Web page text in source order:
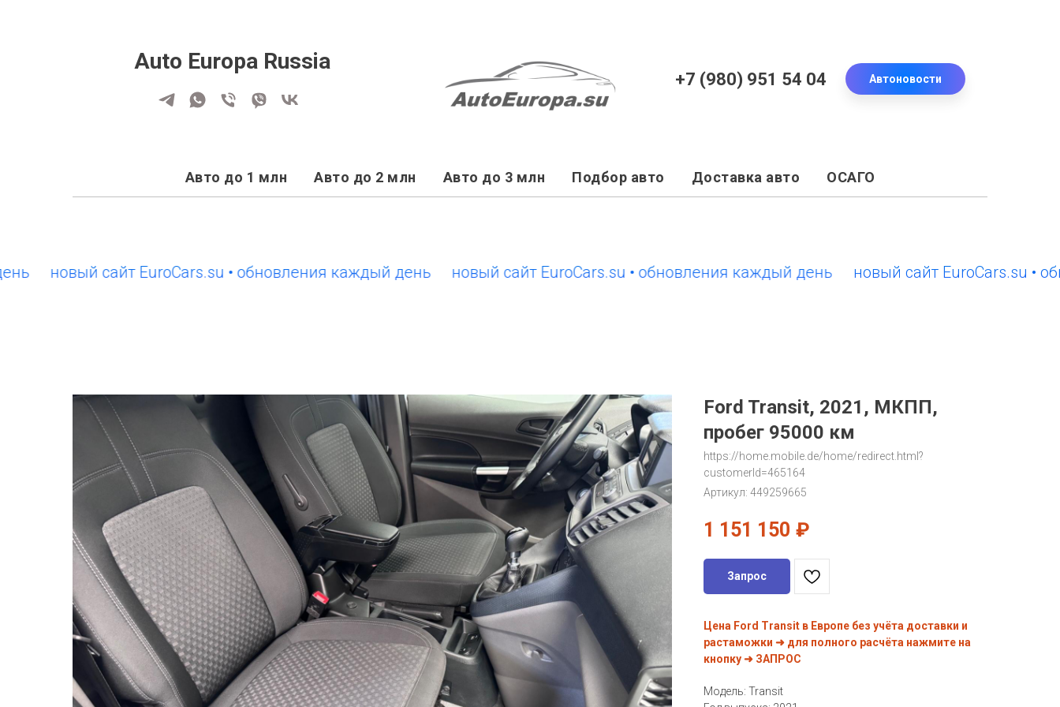
Auto Europa Russia
+7 (980) 951 54 04 Автоновости
Авто до 1 млн Авто до 2 млн Авто до 3 млн Подбор авто Доставка авто ОСАГО
новый сайт EuroCars.su • обновления каждый день новый сайт EuroCars.su • обновления каждый день новый сайт EuroCars.su •
Ford Transit, 2021, МКПП,
пробег 95000 км
https://home.mobile.de/home/redirect.html?
customerId=465164
Артикул: 449259665
1 151 150 ₽
Запрос
Цена Ford Transit в Европе без учёта доставки и
растаможки ➜ для полного расчёта нажмите на
кнопку ➜ ЗАПРОС
Модель: Transit